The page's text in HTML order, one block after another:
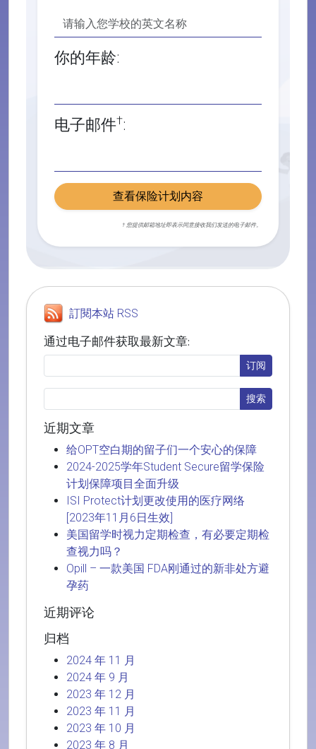
你的年龄:
电子邮件†:
查看保险计划内容
† 您提供邮箱地址即表示同意接收我们发送的电子邮件。
訂閱本站 RSS
通过电子邮件获取最新文章:
近期文章
给OPT空白期的留子们一个安心的保障
2024-2025学年Student Secure留学保险
计划保障项目全面升级
ISI Protect计划更改使用的医疗网络
[2023年11月6日生效]
美国留学时视力定期检查，有必要定期检
查视力吗？
Opill – 一款美国 FDA刚通过的新非处方避
孕药
近期评论
归档
2024 年 11 月
2024 年 9 月
2023 年 12 月
2023 年 11 月
2023 年 10 月
2023 年 8 月